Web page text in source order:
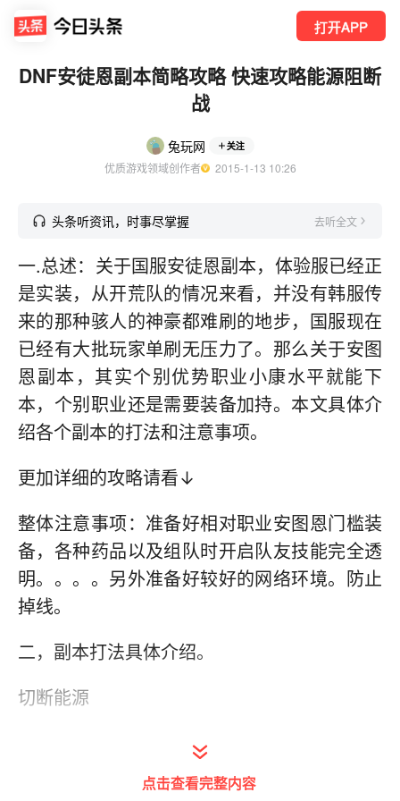
打开APP
DNF安徒恩副本简略攻略 快速攻略能源阻断
战
兔玩网 关注
优质游戏领域创作者
  2015-1-13 10:26
头条听资讯，时事尽掌握 去听全文
一.总述：关于国服安徒恩副本，体验服已经正
是实装，从开荒队的情况来看，并没有韩服传
来的那种骇人的神豪都难刷的地步，国服现在
已经有大批玩家单刷无压力了。那么关于安图
恩副本，其实个别优势职业小康水平就能下
本，个别职业还是需要装备加持。本文具体介
绍各个副本的打法和注意事项。
更加详细的攻略请看↓
整体注意事项：准备好相对职业安图恩门槛装
备，各种药品以及组队时开启队友技能完全透
明。。。。另外准备好较好的网络环境。防止
掉线。
二，副本打法具体介绍。
切断能源
1一房间无怪物。到八图之前的怪物都是比较
容易击杀的小怪，这个副本是安图恩副本里房
点击查看完整内容